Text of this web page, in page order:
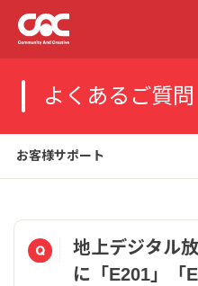
よくあるご質問
お客様サポート
地上デジタル
に「E201」「